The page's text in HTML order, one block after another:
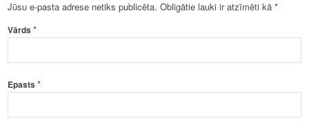
Jūsu e-pasta adrese netiks publicēta. Obligātie lauki ir atzīmēti kā*
Vārds*
Epasts*